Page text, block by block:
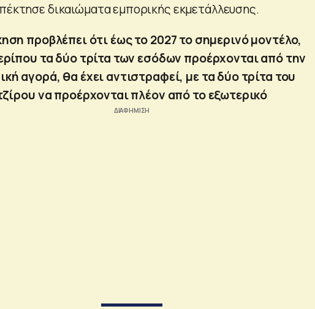
δικαιώματα εμπορικής εκμετάλλευσης.
προβλέπει ότι έως το 2027 το σημερινό μοντέλο,
τα δύο τρίτα των εσόδων προέρχονται από την
αγορά, θα έχει αντιστραφεί, με τα δύο τρίτα του
να προέρχονται πλέον από το εξωτερικό